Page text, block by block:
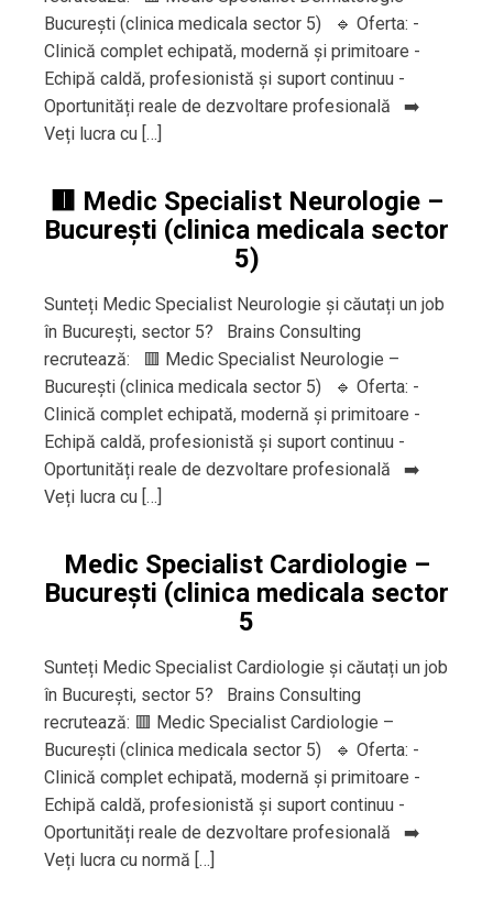
București (clinica medicala sector 5) 🔹 Oferta: -
Clinică complet echipată, modernă și primitoare -
Echipă caldă, profesionistă și suport continuu -
Oportunități reale de dezvoltare profesională ➡️
Veți lucra cu […]
🟥 Medic Specialist Neurologie –
București (clinica medicala sector
5)
Sunteți Medic Specialist Neurologie și căutați un job
în București, sector 5? Brains Consulting
recrutează: 🟥 Medic Specialist Neurologie –
București (clinica medicala sector 5) 🔹 Oferta: -
Clinică complet echipată, modernă și primitoare -
Echipă caldă, profesionistă și suport continuu -
Oportunități reale de dezvoltare profesională ➡️
Veți lucra cu […]
Medic Specialist Cardiologie –
București (clinica medicala sector
5
Sunteți Medic Specialist Cardiologie și căutați un job
în București, sector 5? Brains Consulting
recrutează: 🟥 Medic Specialist Cardiologie –
București (clinica medicala sector 5) 🔹 Oferta: -
Clinică complet echipată, modernă și primitoare -
Echipă caldă, profesionistă și suport continuu -
Oportunități reale de dezvoltare profesională ➡️
Veți lucra cu normă […]